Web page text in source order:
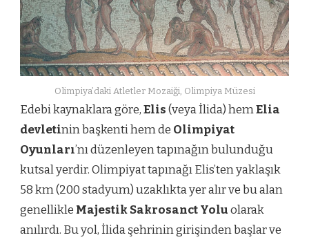
Olimpiya’daki Atletler Mozaiği, Olimpiya Müzesi
Edebi kaynaklara göre,Elis(veya İlida) hemElia
devletinin başkenti hem de Olimpiyat
Oyunları’nı düzenleyen tapınağın bulunduğu
kutsal yerdir. Olimpiyat tapınağı Elis’ten yaklaşık
58 km (200 stadyum) uzaklıkta yer alır ve bu alan
genellikle Majestik Sakrosanct Yoluolarak
anılırdı. Bu yol, İlida şehrinin girişinden başlar ve